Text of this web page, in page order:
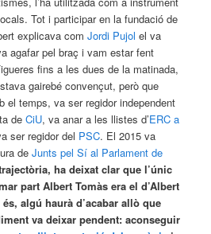
Tot i participar en la fundació de
explicava comJordi Pujol el va
agafar pel braç i vam estar fent
fins a les dues de la matinada,
gairebé convençut, però que
el temps, va ser regidor independent
deCiU, va anar a les llistes d’ERC a
ser regidor del PSC. El 2015 va
deJunts pel Sí al Parlament de
ha deixat clar que l’únic
part Albert Tomàs era el d’Albert
algú haurà d’acabar allò que
va deixar pendent: aconseguir